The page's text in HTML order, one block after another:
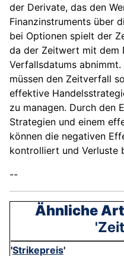
der Derivate, das den
Finanzinstruments über
bei Optionen spielt der
da der Zeitwert mit dem
Verfallsdatums
müssen den Zeitverfall
effektive
zu managen. Durch den
Strategien und einem
können die negativen
kontrolliert und Verluste
--
Ähnliche
'Strikepreis'